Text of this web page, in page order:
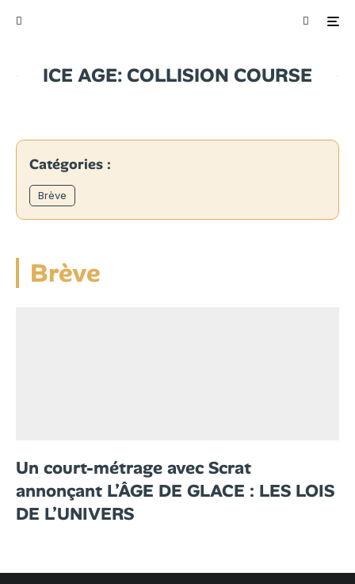
ICE AGE: COLLISION COURSE
Catégories :
Brève
Brève
Un court-métrage avec Scrat
annonçant L’ÂGE DE GLACE : LES LOIS
DE L’UNIVERS